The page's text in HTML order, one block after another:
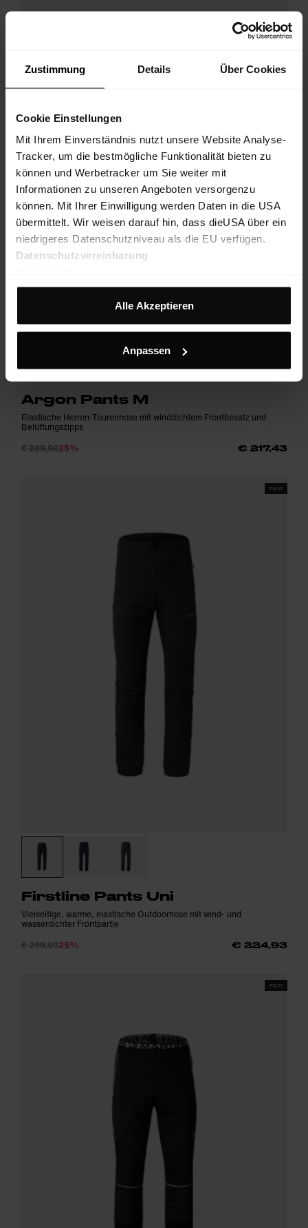
Zustimmung Details Über Cookies
Cookie Einstellungen
Mit Ihrem Einverständnis nutzt unsere Website Analyse-
Tracker, um die bestmögliche Funktionalität bieten zu
können und Werbetracker um Sie weiter mit
Informationen zu unseren Angeboten versorgenzu
können. Mit Ihrer Einwilligung werden Daten in die USA
übermittelt. Wir weisen darauf hin, dass dieUSA über ein
niedrigeres Datenschutzniveau als die EU verfügen.
Datenschutzvereinbarung
Alle Akzeptieren
Anpassen
Argon Pants M
Elastische Herren-Tourenhose mit winddichtem Frontbesatz und
Belüftungszipps
€ 289,9025% € 217,43
FW25
Firstline Pants Uni
Vielseitige, warme, elastische Outdoorhose mit wind- und
wasserdichter Frontpartie
€ 299,9025% € 224,93
FW25